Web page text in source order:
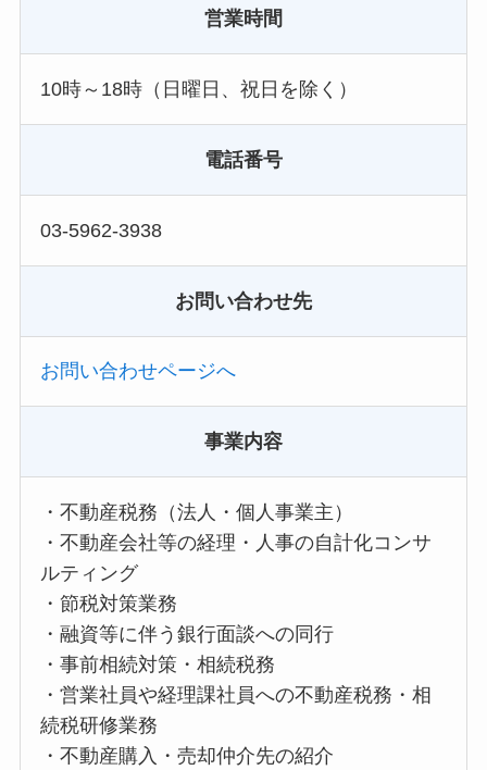
営業時間
10時～18時（日曜日、祝日を除く）
電話番号
03-5962-3938
お問い合わせ先
お問い合わせページへ
事業内容
・不動産税務（法人・個人事業主）
・不動産会社等の経理・人事の自計化コンサ
ルティング
・節税対策業務
・融資等に伴う銀行面談への同行
・事前相続対策・相続税務
・営業社員や経理課社員への不動産税務・相
続税研修業務
・不動産購入・売却仲介先の紹介